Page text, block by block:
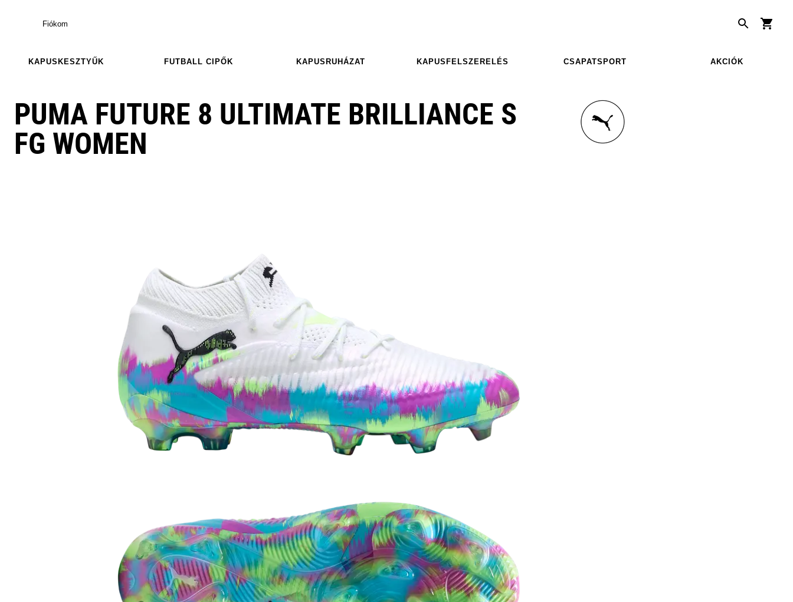
Fiókom
KAPUSKESZTYŰK FUTBALL CIPŐK KAPUSRUHÁZAT KAPUSFELSZERELÉS CSAPATSPORT AKCIÓK
PUMA FUTURE 8 ULTIMATE BRILLIANCE S
FG WOMEN